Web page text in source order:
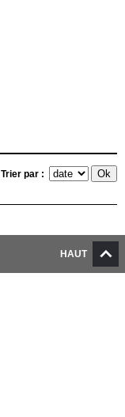
Trier par :
HAUT